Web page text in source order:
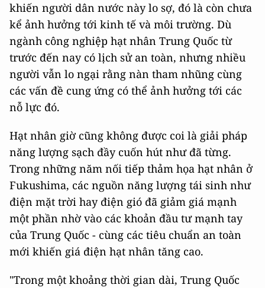
khiến người dân nước này lo sợ, đó là còn chưa
kể ảnh hưởng tới kinh tế và môi trường. Dù
ngành công nghiệp hạt nhân Trung Quốc từ
trước đến nay có lịch sử an toàn, nhưng nhiều
người vẫn lo ngại rằng nàn tham nhũng cùng
các vấn đề cung ứng có thể ảnh hưởng tới các
nỗ lực đó.
Hạt nhân giờ cũng không được coi là giải pháp
năng lượng sạch đầy cuốn hút như đã từng.
Trong những năm nối tiếp thảm họa hạt nhân ở
Fukushima, các nguồn năng lượng tái sinh như
điện mặt trời hay điện gió đã giảm giá mạnh
một phần nhờ vào các khoản đầu tư mạnh tay
của Trung Quốc - cùng các tiêu chuẩn an toàn
mới khiến giá điện hạt nhân tăng cao.
"Trong một khoảng thời gian dài, Trung Quốc